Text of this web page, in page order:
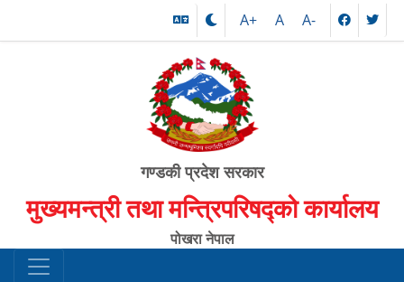
A+ A A-
गण्डकी प्रदेश सरकार
मुख्यमन्त्री तथा मन्त्रिपरिषद्को कार्यालय
पोखरा नेपाल